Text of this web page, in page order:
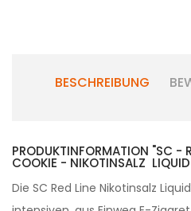
BESCHREIBUNG
PRODUKTINFORMATION "SC -
COOKIE - NIKOTINSALZ
Die SC Red Line Nikotinsalz